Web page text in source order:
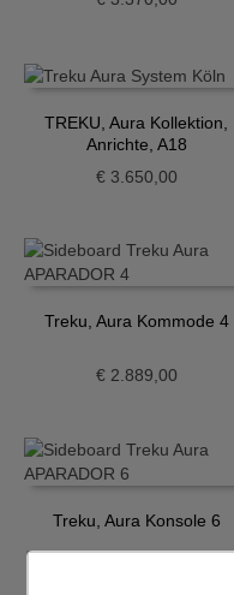
TREKU, Aura Kollektion,
Anrichte, A18
€3.650,00
Treku, Aura Kommode 4
€2.889,00
Treku, Aura Konsole 6